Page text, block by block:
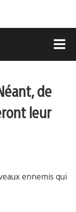
de
leur